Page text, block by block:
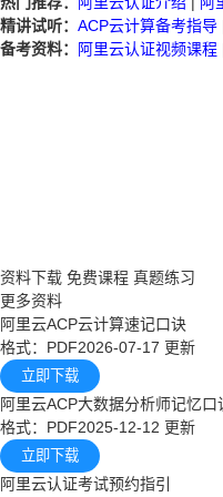
精讲试听： ACP云计算备考指导
备考资料：
阿里云认证视频课程
资料下载 免费课程 真题练习
更多资料
阿里云ACP云计算速记口诀
格式：PDF2026-07-17 更新
立即下载
阿里云ACP大数据分析师记忆口
格式：PDF2025-12-12 更新
立即下载
阿里云认证考试预约指引